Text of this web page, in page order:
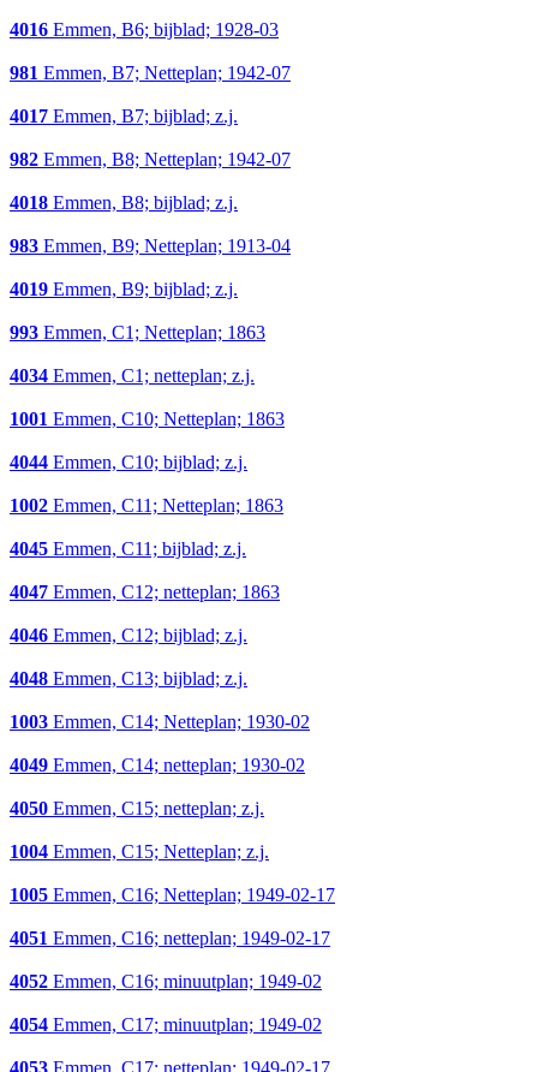
4016 Emmen, B6; bijblad; 1928-03
981 Emmen, B7; Netteplan; 1942-07
4017 Emmen, B7; bijblad; z.j.
982 Emmen, B8; Netteplan; 1942-07
4018 Emmen, B8; bijblad; z.j.
983 Emmen, B9; Netteplan; 1913-04
4019 Emmen, B9; bijblad; z.j.
993 Emmen, C1; Netteplan; 1863
4034 Emmen, C1; netteplan; z.j.
1001 Emmen, C10; Netteplan; 1863
4044 Emmen, C10; bijblad; z.j.
1002 Emmen, C11; Netteplan; 1863
4045 Emmen, C11; bijblad; z.j.
4047 Emmen, C12; netteplan; 1863
4046 Emmen, C12; bijblad; z.j.
4048 Emmen, C13; bijblad; z.j.
1003 Emmen, C14; Netteplan; 1930-02
4049 Emmen, C14; netteplan; 1930-02
4050 Emmen, C15; netteplan; z.j.
1004 Emmen, C15; Netteplan; z.j.
1005 Emmen, C16; Netteplan; 1949-02-17
4051 Emmen, C16; netteplan; 1949-02-17
4052 Emmen, C16; minuutplan; 1949-02
4054 Emmen, C17; minuutplan; 1949-02